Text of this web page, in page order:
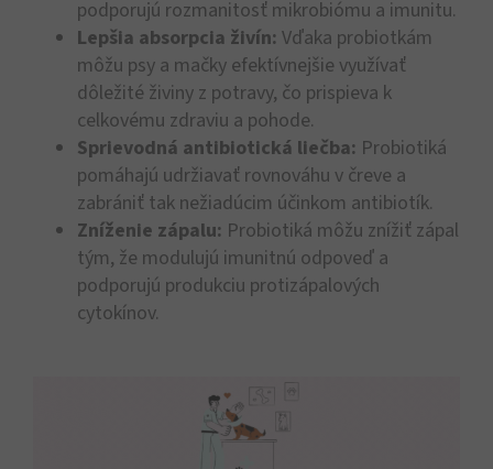
podporujú rozmanitosť mikrobiómu a imunitu.
Lepšia absorpcia živín: Vďaka probiotkám
môžu psy a mačky efektívnejšie využívať
dôležité živiny z potravy, čo prispieva k
celkovému zdraviu a pohode.
Sprievodná antibiotická liečba: Probiotiká
pomáhajú udržiavať rovnováhu v čreve a
zabrániť tak nežiadúcim účinkom antibiotík.
Zníženie zápalu: Probiotiká môžu znížiť zápal
tým, že modulujú imunitnú odpoveď a
podporujú produkciu protizápalových
cytokínov.